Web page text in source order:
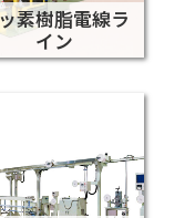
素樹脂電線ラ
イン